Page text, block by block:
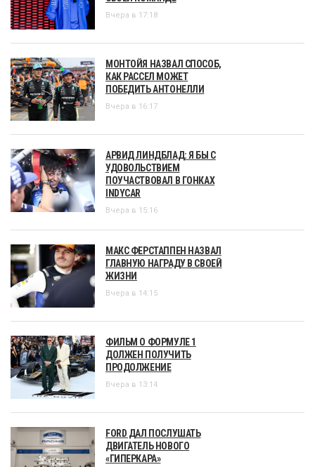
Вчера в 17:18
МОНТОЙЯ НАЗВАЛ СПОСОБ,
КАК РАССЕЛ МОЖЕТ
ПОБЕДИТЬ АНТОНЕЛЛИ
Вчера в 16:17
АРВИД ЛИНДБЛАД: Я БЫ С
УДОВОЛЬСТВИЕМ
ПОУЧАСТВОВАЛ В ГОНКАХ
INDYCAR
Вчера в 15:16
МАКС ФЕРСТАППЕН НАЗВАЛ
ГЛАВНУЮ НАГРАДУ В СВОЕЙ
ЖИЗНИ
Вчера в 14:15
ФИЛЬМ О ФОРМУЛЕ 1
ДОЛЖЕН ПОЛУЧИТЬ
ПРОДОЛЖЕНИЕ
Вчера в 13:14
FORD ДАЛ ПОСЛУШАТЬ
ДВИГАТЕЛЬ НОВОГО
«ГИПЕРКАРА»